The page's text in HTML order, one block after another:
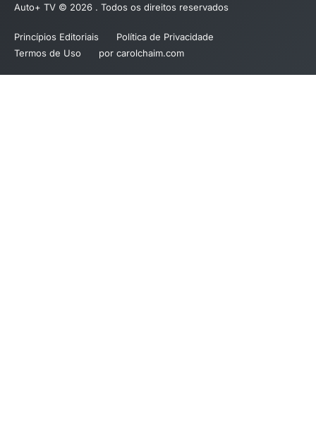
Auto+ TV © 2026 . Todos os direitos reservados
Princípios Editoriais
Política de Privacidade
Termos de Uso
por carolchaim.com